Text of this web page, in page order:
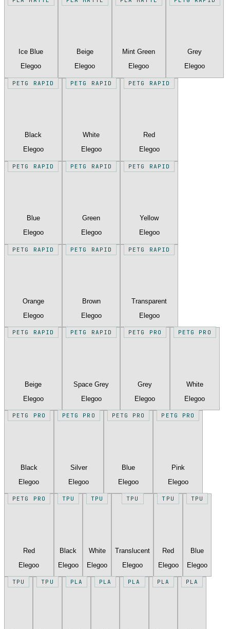
Ice Blue
Elegoo
Beige
Elegoo
Mint Green
Elegoo
Grey
Elegoo
PETG RAPID
Black
Elegoo
PETG RAPID
White
Elegoo
PETG RAPID
Red
Elegoo
PETG RAPID
Blue
Elegoo
PETG RAPID
Green
Elegoo
PETG RAPID
Yellow
Elegoo
PETG RAPID
Orange
Elegoo
PETG RAPID
Brown
Elegoo
PETG RAPID
Transparent
Elegoo
PETG RAPID
Beige
Elegoo
PETG RAPID
Space Grey
Elegoo
PETG PRO
Grey
Elegoo
PETG PRO
White
Elegoo
PETG PRO
Black
Elegoo
PETG PRO
Silver
Elegoo
PETG PRO
Blue
Elegoo
PETG PRO
Pink
Elegoo
PETG PRO
Red
Elegoo
TPU
Black
Elegoo
TPU
White
Elegoo
TPU
Translucent
Elegoo
TPU
Red
Elegoo
TPU
Blue
Elegoo
TPU TPU PLA PLA PLA PLA PLA